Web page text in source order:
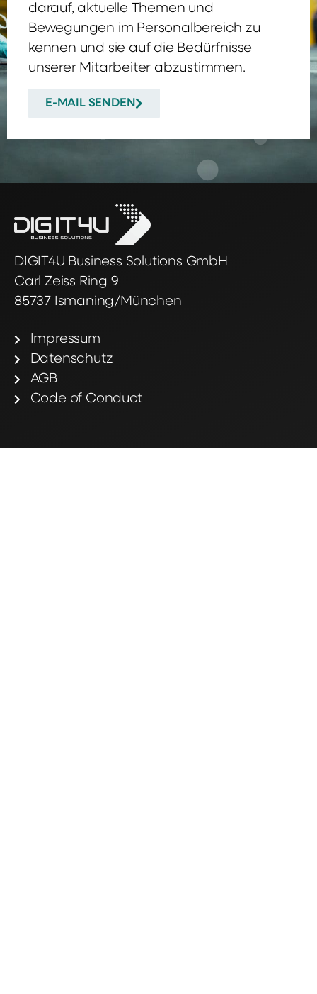
darauf, aktuelle Themen und
Bewegungen im Personalbereich zu
kennen und sie auf die Bedürfnisse
unserer Mitarbeiter abzustimmen.
E-MAIL SENDEN
DIGIT4U Business Solutions GmbH
Carl Zeiss Ring 9
85737 Ismaning/München
Impressum
Datenschutz
AGB
Code of Conduct